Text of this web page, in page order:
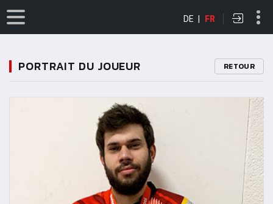
DE | FR
PORTRAIT DU JOUEUR RETOUR